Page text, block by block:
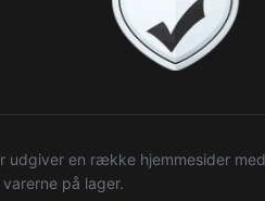
udgiver en række hjemmesider
på lager.